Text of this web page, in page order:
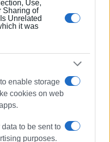
Use,
Sharing of
Unrelated
it was
enable storage
cookies on web
data to be sent to
purposes.
στοFacebook
e-paper